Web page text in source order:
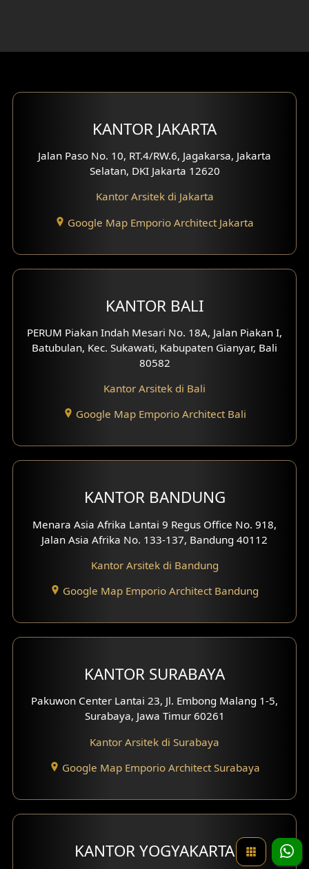
KANTOR JAKARTA
Jalan Paso No. 10, RT.4/RW.6, Jagakarsa, Jakarta
Selatan, DKI Jakarta 12620
Kantor Arsitek di Jakarta
Google Map Emporio Architect Jakarta
KANTOR BALI
PERUM Piakan Indah Mesari No. 18A, Jalan Piakan I,
Batubulan, Kec. Sukawati, Kabupaten Gianyar, Bali
80582
Kantor Arsitek di Bali
Google Map Emporio Architect Bali
KANTOR BANDUNG
Menara Asia Afrika Lantai 9 Regus Office No. 918,
Jalan Asia Afrika No. 133-137, Bandung 40112
Kantor Arsitek di Bandung
Google Map Emporio Architect Bandung
KANTOR SURABAYA
Pakuwon Center Lantai 23, Jl. Embong Malang 1-5,
Surabaya, Jawa Timur 60261
Kantor Arsitek di Surabaya
Google Map Emporio Architect Surabaya
KANTOR YOGYAKARTA